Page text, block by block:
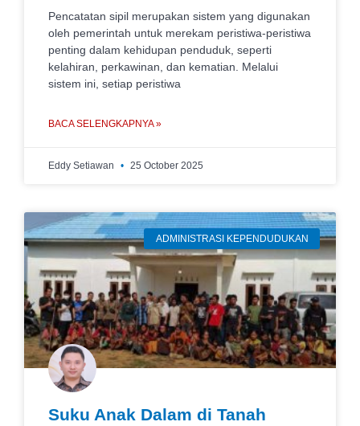
Pencatatan sipil merupakan sistem yang digunakan
oleh pemerintah untuk merekam peristiwa-peristiwa
penting dalam kehidupan penduduk, seperti
kelahiran, perkawinan, dan kematian. Melalui
sistem ini, setiap peristiwa
BACA SELENGKAPNYA »
Eddy Setiawan 25 October 2025
ADMINISTRASI KEPENDUDUKAN
Suku Anak Dalam di Tanah